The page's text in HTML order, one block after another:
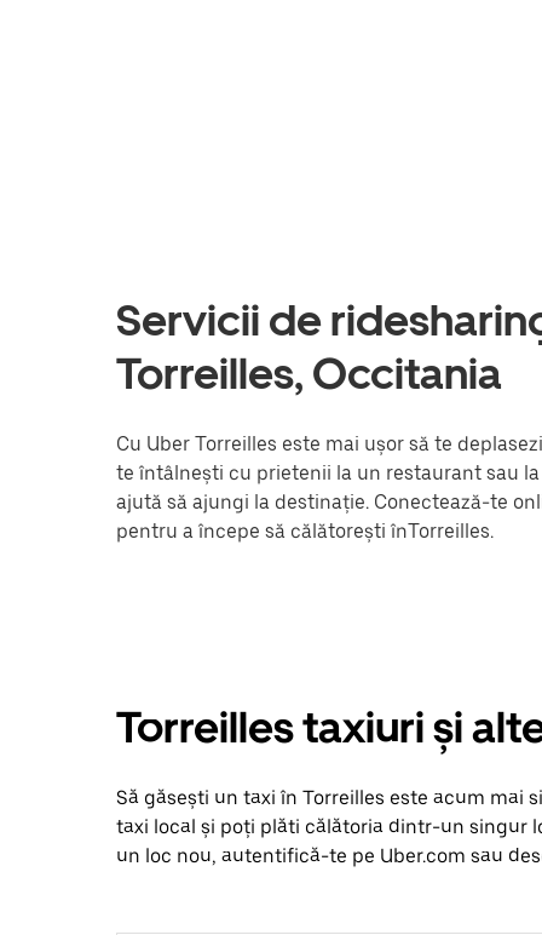
Servicii de
Torreilles, Occitania
Cu Uber Torreilles este mai ușor să te
te întâlnești cu prietenii la un restaurant sau
ajută să ajungi la destinație. Conectează-te
pentru a începe să călătorești înTorreilles.
Torreilles taxiuri și
Să găsești un taxi în Torreilles este acum mai
taxi local și poți plăti călătoria dintr-un singur
un loc nou, autentifică-te pe Uber.com sau